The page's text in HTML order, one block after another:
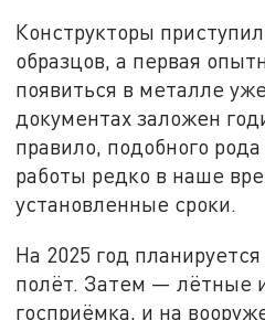
Конструкторы
образцов, а первая
появиться в металле
документах заложен
правило, подобного
работы редко в наше
установленные сроки.
На 2025 год
полёт. Затем — лётные
госприёмка, и на